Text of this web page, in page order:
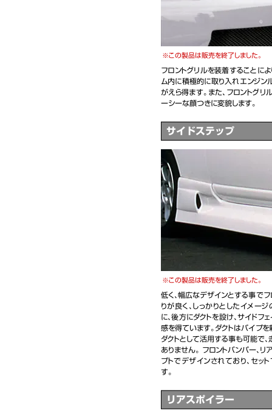
この製品は販売を終了しました。
フロントグリルを装着することに
ム内に積極的に取り入れエンジン
がえら得ます。また、フロントグ
ーシーな顔つきに変貌します。
サイドステップ
この製品は販売を終了しました。
低く、幅広なデザインとする事で
りが良く、しっかりとしたイメー
に、後方にダクトを設け、サイドフ
感を得ています。ダクトはパイプ
ダクトとして活用する事も可能で
ありません。 フロントバンパー、リ
プトでデザインされており、セッ
す。
リアスポイラー